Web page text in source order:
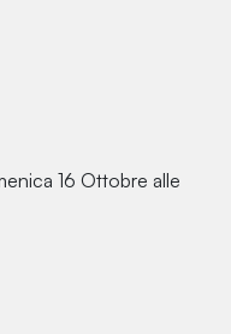
16 Ottobre alle